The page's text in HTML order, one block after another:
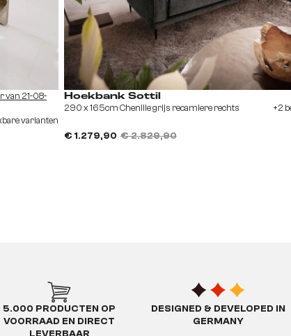
van 21-08-
varianten
Hoekbank Sottil
290 x 165cm Chenille grijs recamiere rechts
€ 1.279,90 € 2.829,90
+2
5.000 PRODUCTEN OP
VOORRAAD EN DIRECT
DESIGNED & DEVELOPED IN
GERMANY